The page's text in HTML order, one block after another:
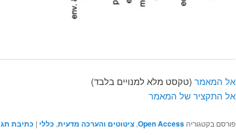
אל המאמר (טקסט מלא למנויים בלבד)
אל התקציר של המאמר
פורסם בקטגוריה Open Access
, ציטוטים והערכה מדעית, כללי | כתיבת